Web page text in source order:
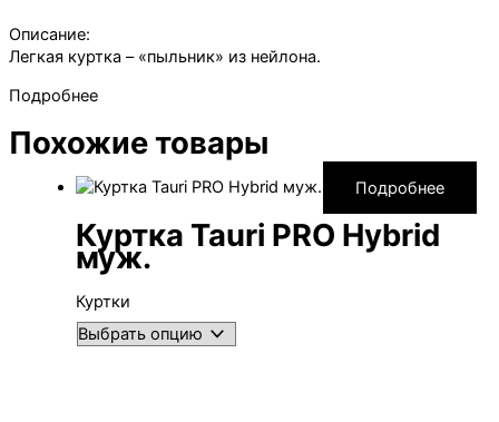
Описание:
Легкая куртка – «пыльник» из нейлона.
Подробнее
Похожие товары
Подробнее
Куртка Tauri PRO Hybrid
муж.
Куртки